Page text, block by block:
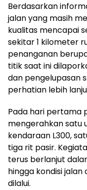
Berdasarkan
jalan yang masih
kualitas mencapai
sekitar 1 kilometer
penanganan
titik saat ini
dan pengelupasan
perhatian lebih
Pada hari pertama
mengerahkan satu
kendaraan L300,
tiga rit pasir.
terus berlanjut
hingga kondisi
dilalui.